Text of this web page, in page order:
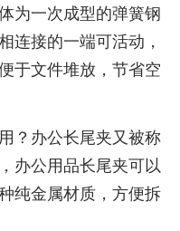
为一次成型的弹簧钢
连接的一端可活动，
于文件堆放，节省空
办公长尾夹又被称
办公用品长尾夹可以
纯金属材质，方便拆